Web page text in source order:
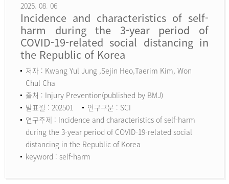
2025. 08. 06
Incidence and characteristics of self-
harm during the 3-year period of
COVID-19-related social distancing in
the Republic of Korea
저자 : Kwang Yul Jung ,Sejin Heo,Taerim Kim, Won
Chul Cha
출처 : Injury Prevention(published by BMJ)
발표월 : 202501
연구구분 : SCI
연구주제 : Incidence and characteristics of self-harm
during the 3-year period of COVID-19-related social
distancing in the Republic of Korea
keyword : self-harm